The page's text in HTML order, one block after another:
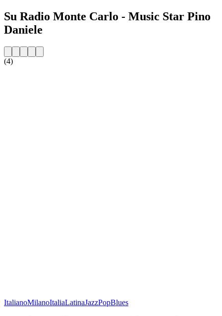
Su Radio Monte Carlo - Music Star Pino
Daniele
(4)
ItalianoMilanoItaliaLatinaJazzPopBlues